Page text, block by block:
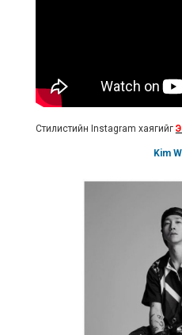
Стилистийн Instagram хаягийг
Kim